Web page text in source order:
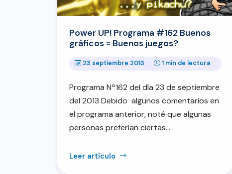
Power UP! Programa #162 Buenos
gráficos = Buenos juegos?
23 septiembre 2013 · 1 min de lectura
Programa Nº162 del día 23 de septiembre
del 2013 Debido algunos comentarios en
el programa anterior, noté que algunas
personas preferían ciertas…
Leer artículo